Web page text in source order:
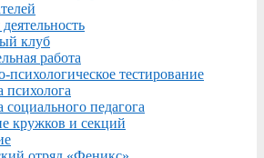
клуб
работа
психологическое тестирование
психолога
социального педагога
кружков и секций